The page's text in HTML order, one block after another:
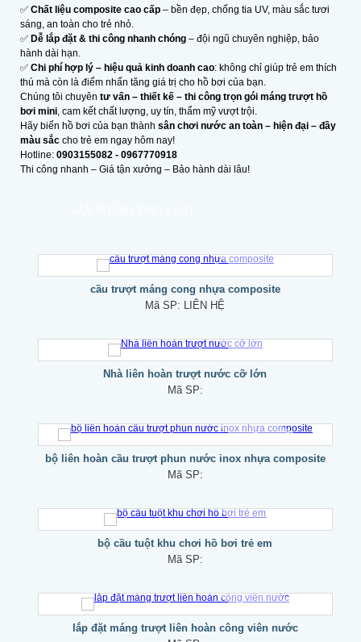
✅ Chất liệu composite cao cấp– bền đẹp, chống tia UV, màu sắc tươi
sáng, an toàn cho trẻ nhỏ.
✅ Dễ lắp đặt & thi công nhanh chóng– đội ngũ chuyên nghiệp, bảo
hành dài hạn.
✅ Chi phí hợp lý – hiệu quả kinh doanh cao: không chỉ giúp trẻ em thích
thú mà còn là điểm nhấn tăng giá trị cho hồ bơi của bạn.
Chúng tôi chuyên tư vấn – thiết kế – thi công trọn gói máng trượt hồ
bơi mini, cam kết chất lượng, uy tín, thẩm mỹ vượt trội.
Hãy biến hồ bơi của bạn thành sân chơi nước an toàn – hiện đại – đầy
màu sắccho trẻ em ngay hôm nay!
Hotline: 0903155082 - 0967770918
Thi công nhanh – Giá tận xưởng – Bảo hành dài lâu!
cầu trượt máng cong nhựa composite
Mã SP: LIÊN HỆ
Nhà liên hoàn trượt nước cỡ lớn
Mã SP:
bộ liên hoàn cầu trượt phun nước inox nhựa composite
Mã SP:
bộ cầu tuột khu chơi hồ bơi trẻ em
Mã SP:
lắp đặt máng trượt liên hoàn công viên nước